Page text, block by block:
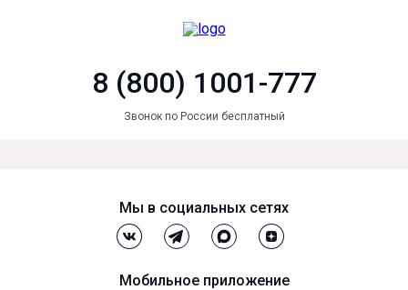
8 (800) 1001-777
Звонок по России бесплатный
Мы в социальных сетях
Мобильное приложение